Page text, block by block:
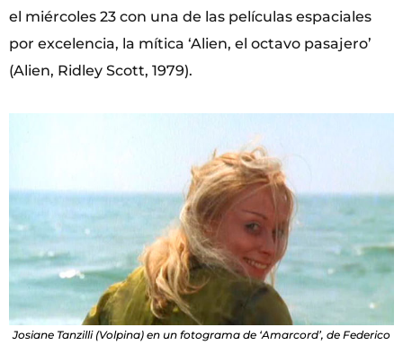
el miércoles 23 con una de las películas espaciales
por excelencia, la mítica ‘Alien, el octavo pasajero’
(Alien, Ridley Scott, 1979).
Josiane Tanzilli (Volpina) en un fotograma de ‘Amarcord’, de Federico